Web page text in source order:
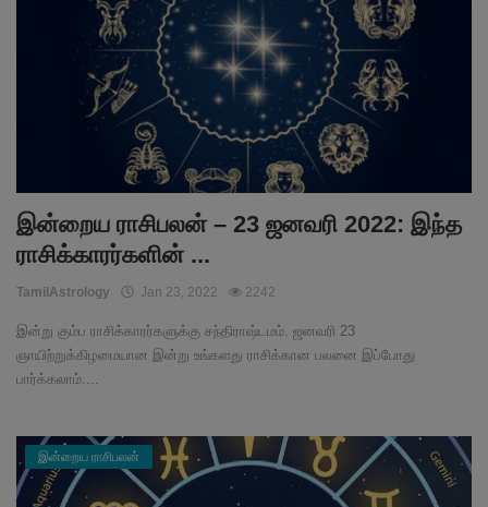
இன்றைய ராசிபலன் – 23 ஜனவரி 2022: இந்த
ராசிக்காரர்களின் ...
TamilAstrology Jan 23, 2022 2242
இன்று கும்ப ராசிக்காரர்களுக்கு சந்திராஷ்டமம். ஜனவரி 23
ஞாயிற்றுக்கிழமையான இன்று உங்களது ராசிக்கான பலனை இப்போது
பார்க்கலாம்....
இன்றைய ராசிபலன்